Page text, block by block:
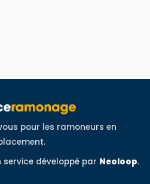
pour les ramoneurs en
développé par Neoloop.